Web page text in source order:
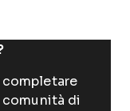
completare
di